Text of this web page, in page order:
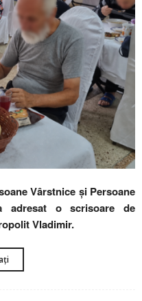
Vârstnice și Persoane
adresat o scrisoare de
Vladimir.